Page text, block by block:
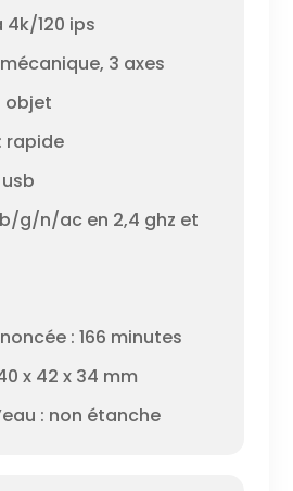
4k/120 ips
3 axes
objet
rapide
b/g/n/ac en 2,4 ghz et
: 166 minutes
x 42 x 34 mm
: non étanche